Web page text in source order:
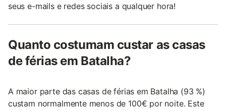
seus e-mails e redes sociais a qualquer hora!
Quanto costumam custar as casas
de férias em Batalha?
A maior parte das casas de férias em Batalha (93 %)
custam normalmente menos de 100€ por noite. Este